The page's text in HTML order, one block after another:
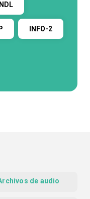
INDL
INFO-2
de audio